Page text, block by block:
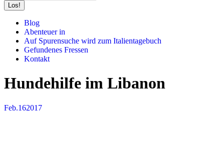
Blog
Abenteuer in
Auf Spurensuche wird zum Italientagebuch
Gefundenes Fressen
Kontakt
Hundehilfe im Libanon
Feb.162017